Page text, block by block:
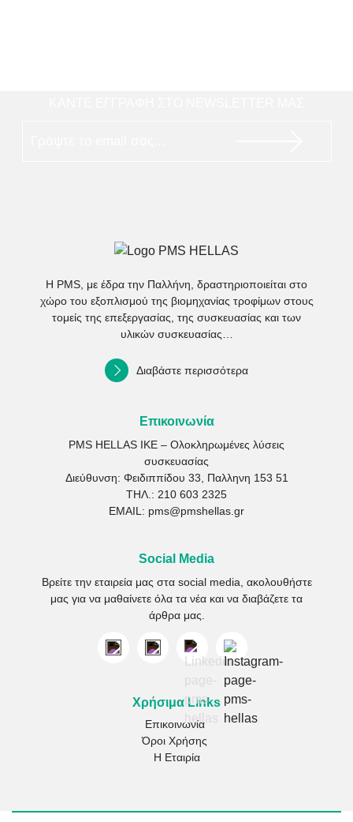
Η PMS, με έδρα την Παλλήνη, δραστηριοποιείται στο
χώρο του εξοπλισμού της βιομηχανίας τροφίμων στους
τομείς της επεξεργασίας, της συσκευασίας και των
υλικών συσκευασίας…
Διαβάστε περισσότερα
Επικοινωνία
PMS HELLAS ΙΚΕ – Ολοκληρωμένες λύσεις
συσκευασίας
Διεύθυνση: Φειδιππίδου 33, Παλληνη 153 51
ΤΗΛ.: 210 603 2325
EMAIL: pms@pmshellas.gr
Social Media
Βρείτε την εταιρεία μας στα social media, ακολουθήστε
μας για να μαθαίνετε όλα τα νέα και να διαβάζετε τα
άρθρα μας.
Χρήσιμα Links
Επικοινωνία
Όροι Χρήσης
Η Εταιρία